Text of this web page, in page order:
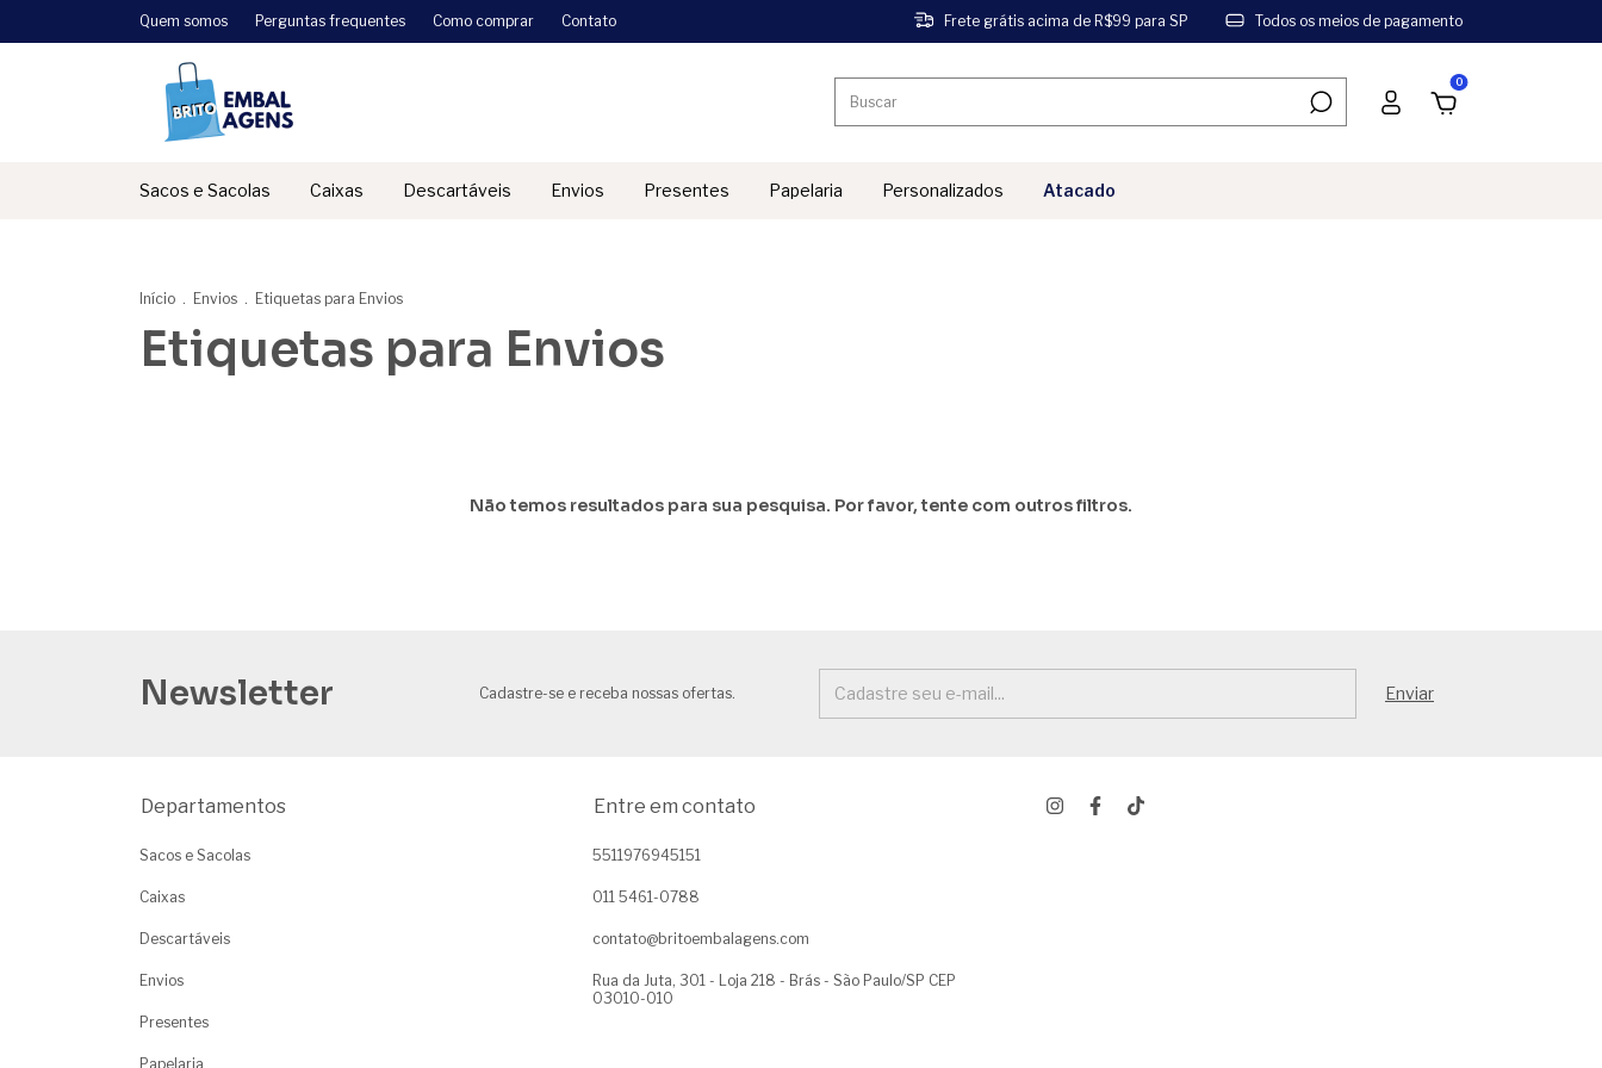
Quem somos Perguntas frequentes Como comprar Contato Frete grátis acima de R$99 para SP Todos os meios de pagamento
0
Sacos e Sacolas Caixas Descartáveis Envios Presentes Papelaria Personalizados Atacado
Início . Envios . Etiquetas para Envios
Etiquetas para Envios
Não temos resultados para sua pesquisa. Por favor, tente com outros filtros.
Newsletter Cadastre-se e receba nossas ofertas.
Departamentos
Sacos e Sacolas
Caixas
Descartáveis
Envios
Presentes
Papelaria
Entre em contato
5511976945151
011 5461-0788
contato@britoembalagens.com
Rua da Juta, 301 - Loja 218 - Brás - São Paulo/SP CEP
03010-010